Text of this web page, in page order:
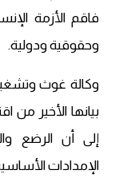
فاقم الأزمة
وحقوقية ودولية.
وكالة غوث
بيانها الأخير من
إلى أن الرضع
الإمدادات